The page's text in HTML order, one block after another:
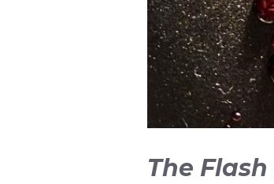
The Flash